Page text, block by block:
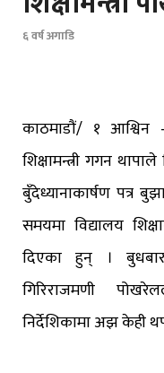
६ वर्ष अगाडि
काठमाडौं/ १
शिक्षामन्त्री गगन थापाले
बुँदेध्यानाकार्षण पत्र
समयमा विद्यालय
दिएका हुन् । बुधबार
गिरिराजमणी
निर्देशिकामा अझ केही